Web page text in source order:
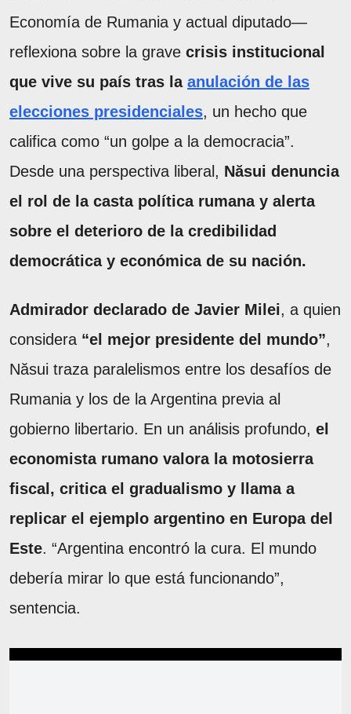
Economía de Rumania y actual diputado—
reflexiona sobre la grave crisis institucional
que vive su país tras la anulación de las
elecciones presidenciales, un hecho que
califica como “un golpe a la democracia”.
Desde una perspectiva liberal, Năsui denuncia
el rol de la casta política rumana y alerta
sobre el deterioro de la credibilidad
democrática y económica de su nación.
Admirador declarado de Javier Milei, a quien
considera “el mejor presidente del mundo”,
Năsui traza paralelismos entre los desafíos de
Rumania y los de la Argentina previa al
gobierno libertario. En un análisis profundo, el
economista rumano valora la motosierra
fiscal, critica el gradualismo y llama a
replicar el ejemplo argentino en Europa del
Este. “Argentina encontró la cura. El mundo
debería mirar lo que está funcionando”,
sentencia.